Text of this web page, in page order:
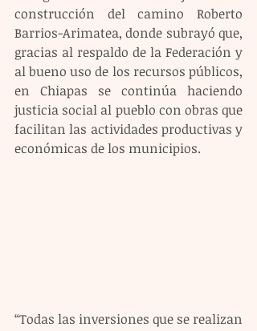
construcción del camino Roberto
Barrios-Arimatea, donde subrayó que,
gracias al respaldo de la Federación y
al bueno uso de los recursos públicos,
en Chiapas se continúa haciendo
justicia social al pueblo con obras que
facilitan las actividades productivas y
económicas de los municipios.
“Todas las inversiones que se realizan